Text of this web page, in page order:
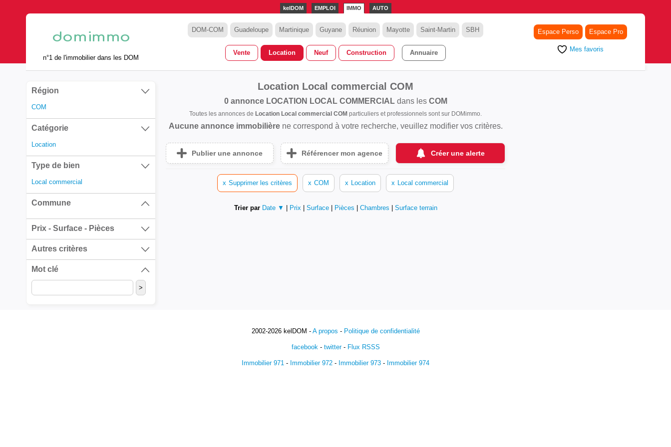
kelDOM EMPLOI IMMO AUTO
n°1 de l'immobilier dans les DOM
DOM-COM Guadeloupe Martinique Guyane Réunion Mayotte Saint-Martin SBH
Vente Location Neuf Construction Annuaire
Espace Perso Espace Pro
Mes favoris
Région
COM
Catégorie
Location
Type de bien
Local commercial
Commune
Prix - Surface - Pièces
Autres critères
Mot clé
Location Local commercial COM
0 annonce LOCATION LOCAL COMMERCIALdans les COM
Toutes les annonces de Location Local commercial COM particuliers et professionnels sont sur DOMimmo.
Aucune annonce immobilièrene correspond à votre recherche, veuillez modifier vos critères.
Publier une annonce Référencer mon agence Créer une alerte
x Supprimer les critères x COM x Location x Local commercial
Trier par Date ▼ Prix Surface Pièces Chambres Surface terrain
2002-2026 kelDOM - A propos - Politique de confidentialité
facebook- twitter- Flux RSSS
Immobilier 971 - Immobilier 972 - Immobilier 973 - Immobilier 974